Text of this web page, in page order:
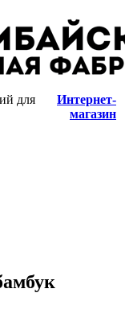
от
для
Интернет-
магазин